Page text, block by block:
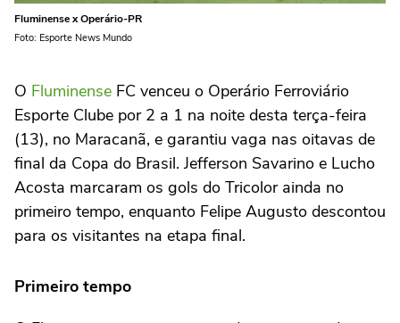
Fluminense x Operário-PR
Foto: Esporte News Mundo
O Fluminense FC venceu o Operário Ferroviário
Esporte Clube por 2 a 1 na noite desta terça-feira
(13), no Maracanã, e garantiu vaga nas oitavas de
final da Copa do Brasil. Jefferson Savarino e Lucho
Acosta marcaram os gols do Tricolor ainda no
primeiro tempo, enquanto Felipe Augusto descontou
para os visitantes na etapa final.
Primeiro tempo